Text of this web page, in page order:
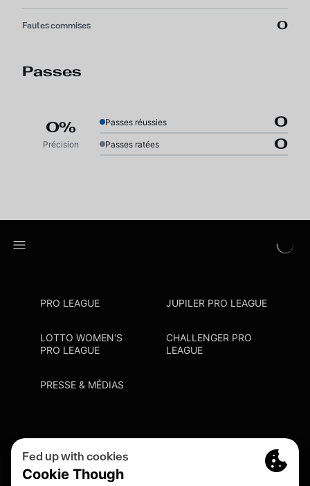
Fautes commises 0
Passes
0%
Précision
Passes réussies 0
Passes ratées 0
PRO LEAGUE JUPILER PRO LEAGUE
LOTTO WOMEN'S
PRO LEAGUE
CHALLENGER PRO
LEAGUE
PRESSE & MÉDIAS